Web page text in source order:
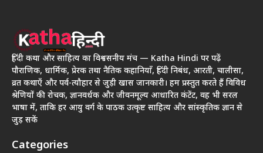
हिंदी कथा और साहित्य का विश्वसनीय मंच — Katha Hindi पर पढ़ें
पौराणिक, धार्मिक, प्रेरक तथा नैतिक कहानियाँ, हिंदी निबंध, आरती, चालीसा,
व्रत कथाएँ और पर्व-त्यौहार से जुड़ी खास जानकारी। हम प्रस्तुत करते हैं विविध
श्रेणियों की रोचक, ज्ञानवर्धक और जीवनमूल्य आधारित कंटेंट, वह भी सरल
भाषा में, ताकि हर आयु वर्ग के पाठक उत्कृष्ट साहित्य और सांस्कृतिक ज्ञान से
जुड़ सकें
Categories